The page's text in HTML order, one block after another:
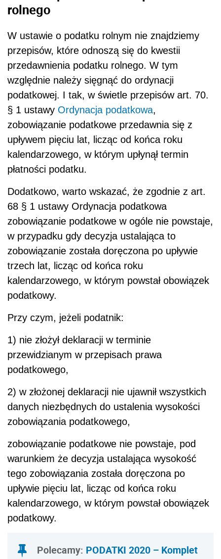
rolnego
W ustawie o podatku rolnym nie znajdziemy
przepisów, które odnoszą się do kwestii
przedawnienia podatku rolnego. W tym
względnie należy sięgnąć do ordynacji
podatkowej. I tak, w świetle przepisów art. 70.
§ 1 ustawy Ordynacja podatkowa,
zobowiązanie podatkowe przedawnia się z
upływem pięciu lat, licząc od końca roku
kalendarzowego, w którym upłynął termin
płatności podatku.
Dodatkowo, warto wskazać, że zgodnie z art.
68 § 1 ustawy Ordynacja podatkowa
zobowiązanie podatkowe w ogóle nie powstaje,
w przypadku gdy decyzja ustalająca to
zobowiązanie została doręczona po upływie
trzech lat, licząc od końca roku
kalendarzowego, w którym powstał obowiązek
podatkowy.
Przy czym, jeżeli podatnik:
1) nie złożył deklaracji w terminie
przewidzianym w przepisach prawa
podatkowego,
2) w złożonej deklaracji nie ujawnił wszystkich
danych niezbędnych do ustalenia wysokości
zobowiązania podatkowego,
zobowiązanie podatkowe nie powstaje, pod
warunkiem że decyzja ustalająca wysokość
tego zobowiązania została doręczona po
upływie pięciu lat, licząc od końca roku
kalendarzowego, w którym powstał obowiązek
podatkowy.
Polecamy: PODATKI 2020 – Komplet